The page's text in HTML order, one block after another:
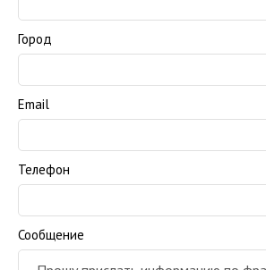
Город
Email
Телефон
Сообщение